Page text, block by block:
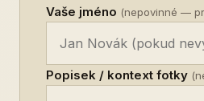
Vaše jméno (nepovinné —
Popisek / kontext fotky